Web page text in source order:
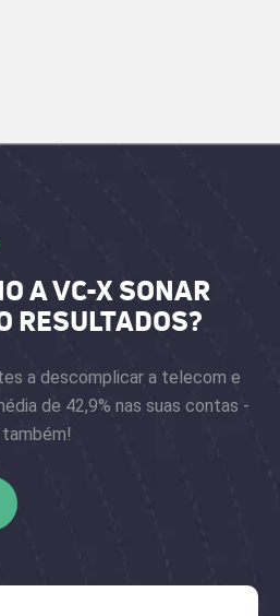
A VC-X SONAR
RESULTADOS?
a descomplicar a telecom e
de 42,9% nas suas contas -